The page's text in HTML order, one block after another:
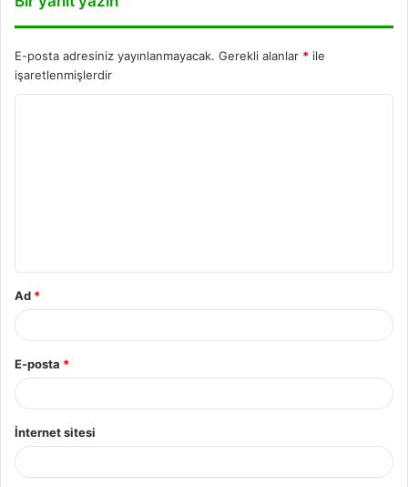
E-posta adresiniz yayınlanmayacak. Gerekli alanlar * ile
işaretlenmişlerdir
Ad *
E-posta *
İnternet sitesi